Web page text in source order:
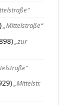
„Mittelstraße“
„zur
„Mittelstr.